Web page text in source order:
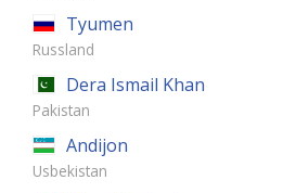
Tyumen
Russland
Dera Ismail Khan
Pakistan
Andijon
Usbekistan